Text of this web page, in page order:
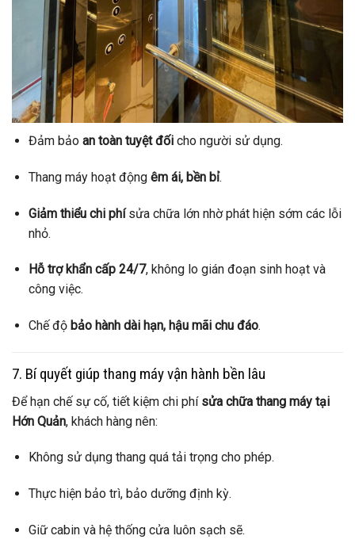
Đảm bảo an toàn tuyệt đốicho người sử dụng.
Thang máy hoạt động êm ái, bền bỉ.
Giảm thiểu chi phísửa chữa lớn nhờ phát hiện sớm các lỗi
nhỏ.
Hỗ trợ khẩn cấp 24/7, không lo gián đoạn sinh hoạt và
công việc.
Chế độ bảo hành dài hạn, hậu mãi chu đáo.
7. Bí quyết giúp thang máy vận hành bền lâu
Để hạn chế sự cố, tiết kiệm chi phí sửa chữa thang máy tại
Hớn Quản, khách hàng nên:
Không sử dụng thang quá tải trọng cho phép.
Thực hiện bảo trì, bảo dưỡng định kỳ.
Giữ cabin và hệ thống cửa luôn sạch sẽ.